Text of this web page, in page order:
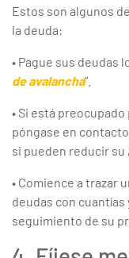
Estos son algunos
la deuda:
• Pague sus deudas
de avalancha”.
• Si está
póngase en
si pueden reducir su
• Comience a trazar
deudas con cuantías
seguimiento de su